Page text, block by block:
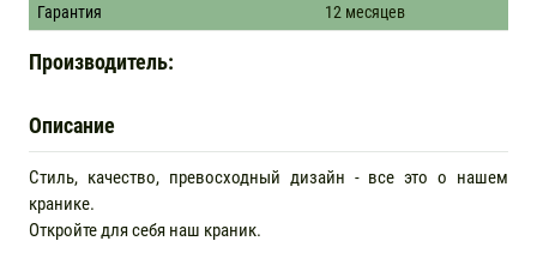
Описание
Стиль, качество, превосходный дизайн - все это о нашем
кранике.
Откройте для себя наш краник.
Гарантия 12 месяцев
Производитель: